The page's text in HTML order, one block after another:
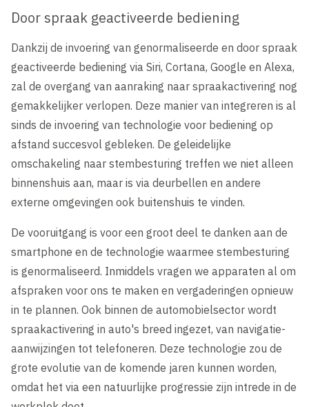
Door spraak geactiveerde bediening
Dankzij de invoering van genormaliseerde en door spraak
geactiveerde bediening via Siri, Cortana, Google en Alexa,
zal de overgang van aanraking naar spraakactivering nog
gemakkelijker verlopen. Deze manier van integreren is al
sinds de invoering van technologie voor bediening op
afstand succesvol gebleken. De geleidelijke
omschakeling naar stembesturing treffen we niet alleen
binnenshuis aan, maar is via deurbellen en andere
externe omgevingen ook buitenshuis te vinden.
De vooruitgang is voor een groot deel te danken aan de
smartphone en de technologie waarmee stembesturing
is genormaliseerd. Inmiddels vragen we apparaten al om
afspraken voor ons te maken en vergaderingen opnieuw
in te plannen. Ook binnen de automobielsector wordt
spraakactivering in auto's breed ingezet, van navigatie-
aanwijzingen tot telefoneren. Deze technologie zou de
grote evolutie van de komende jaren kunnen worden,
omdat het via een natuurlijke progressie zijn intrede in de